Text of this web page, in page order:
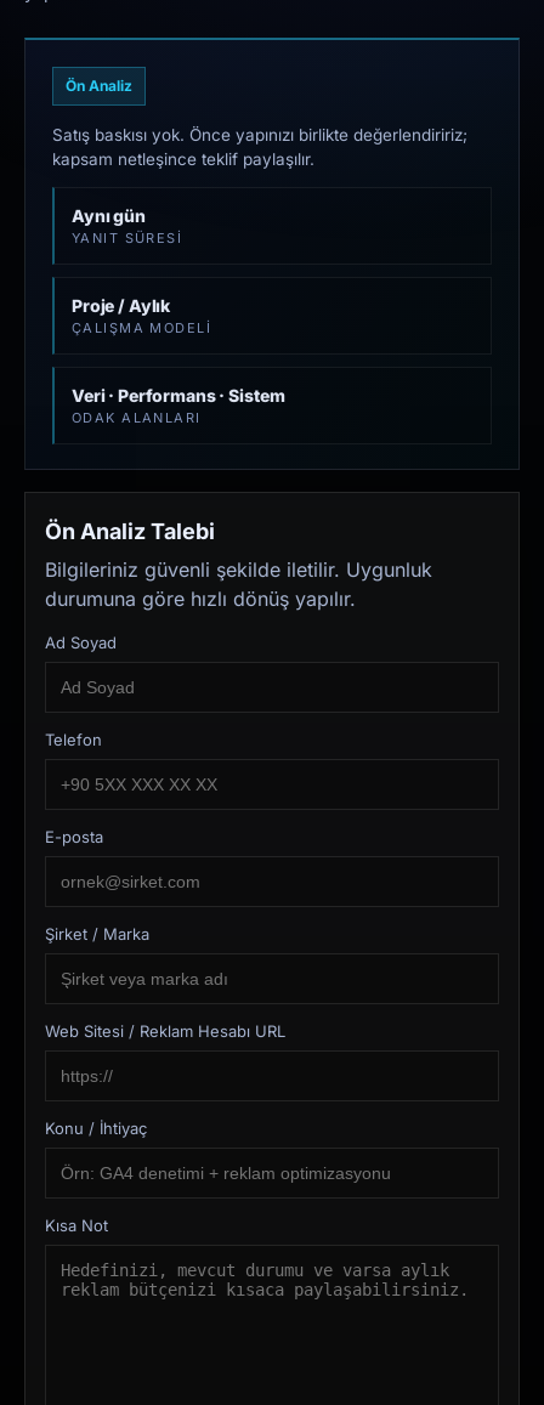
Ön Analiz
Satış baskısı yok. Önce yapınızı birlikte değerlendiririz;
kapsam netleşince teklif paylaşılır.
Aynı gün
YANIT SÜRESI
Proje / Aylık
ÇALIŞMA MODELI
Veri · Performans · Sistem
ODAK ALANLARI
Ön Analiz Talebi
Bilgileriniz güvenli şekilde iletilir. Uygunluk
durumuna göre hızlı dönüş yapılır.
Ad Soyad
Telefon
E-posta
Şirket / Marka
Web Sitesi / Reklam Hesabı URL
Konu / İhtiyaç
Kısa Not